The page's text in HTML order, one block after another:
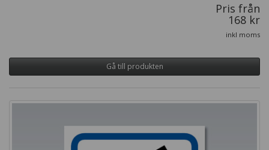
Pris från
168 kr
inkl moms
Gå till produkten